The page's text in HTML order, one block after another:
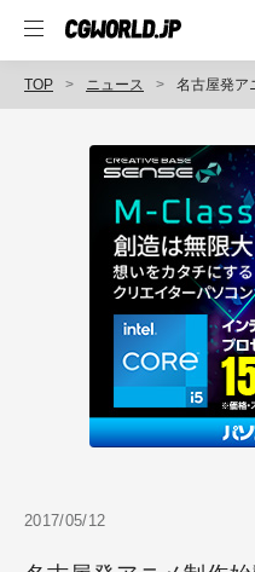
TOP ニュース 名古屋発アニメ制作始動、『
2017/05/12